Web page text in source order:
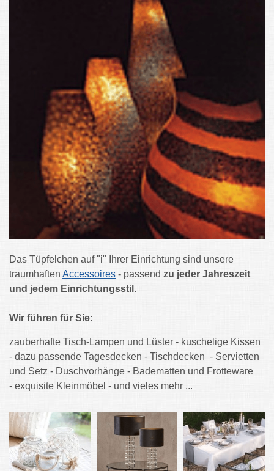
Das Tüpfelchen auf "i" Ihrer Einrichtung sind unsere
traumhaften Accessoires - passend zu jeder Jahreszeit
und jedem Einrichtungsstil .
Wir führen für Sie:
zauberhafte Tisch-Lampen und Lüster - kuschelige Kissen
- dazu passende Tagesdecken - Tischdecken - Servietten
und Setz - Duschvorhänge - Badematten und Frotteware
- exquisite Kleinmöbel - und vieles mehr ...